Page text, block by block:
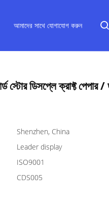
আমাদের সাথে যোগাযোগ করুন
স্টোর ডিসপ্লে ক্রাফ্ট পেপার
Shenzhen, China
Leader display
ISO9001
CDS005